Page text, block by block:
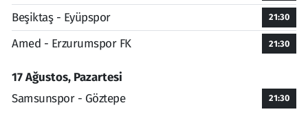
Beşiktaş - Eyüpspor 21:30
Amed - Erzurumspor FK 21:30
17 Ağustos, Pazartesi
Samsunspor - Göztepe
21:30